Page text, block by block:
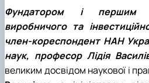
Фундатором і першим
виробничого та
член-кореспондент НАН
наук, професор Лідія
великим досвідом наукової і